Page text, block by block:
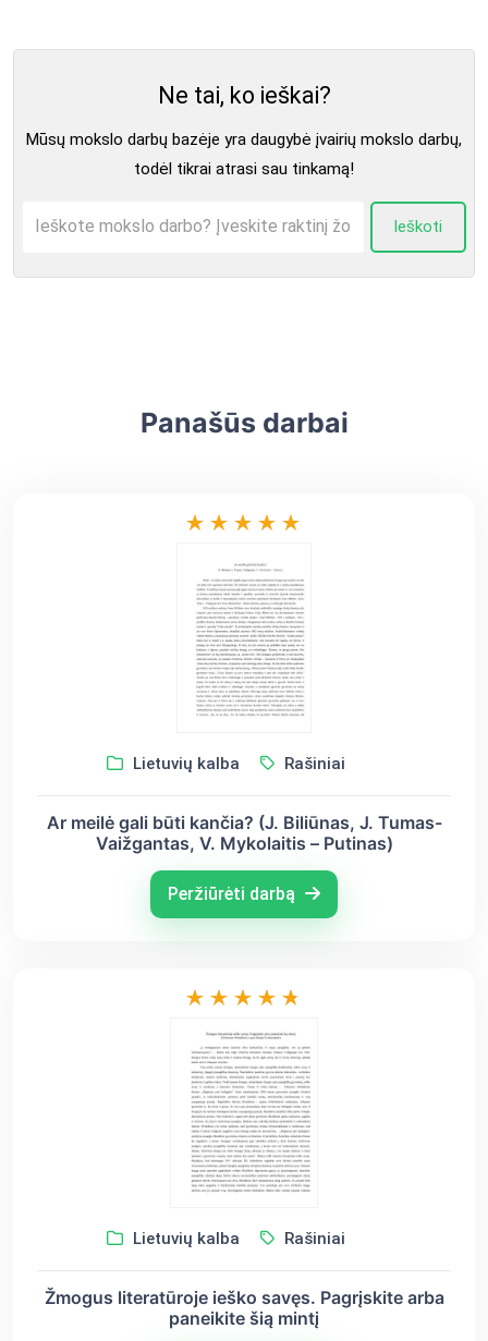
Ne tai, ko ieškai?
Mūsų mokslo darbų bazėje yra daugybė įvairių mokslo darbų,
todėl tikrai atrasi sau tinkamą!
Ieškoti
Panašūs darbai
Lietuvių kalba Rašiniai
Ar meilė gali būti kančia? (J. Biliūnas, J. Tumas-
Vaižgantas, V. Mykolaitis – Putinas)
Peržiūrėti darbą
Lietuvių kalba Rašiniai
Žmogus literatūroje ieško savęs. Pagrįskite arba
paneikite šią mintį